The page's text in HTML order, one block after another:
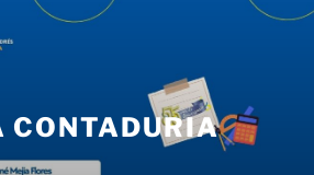
CONTADURIA